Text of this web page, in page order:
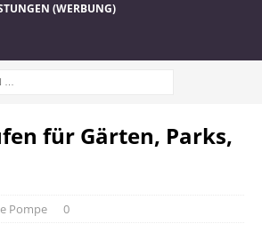
(WERBUNG)
für Gärten, Parks,
Pompe 0